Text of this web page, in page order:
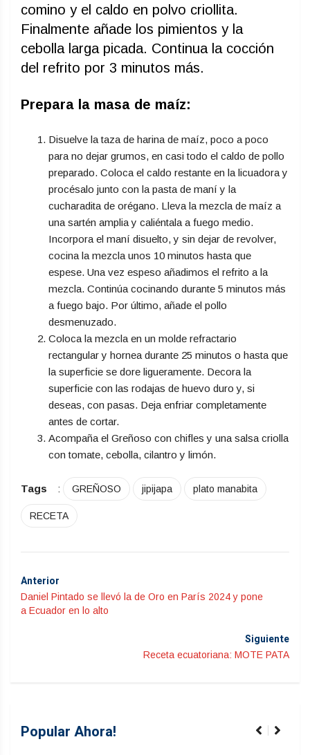
comino y el caldo en polvo criollita.
Finalmente añade los pimientos y la
cebolla larga picada. Continua la cocción
del refrito por 3 minutos más.
Prepara la masa de maíz:
Disuelve la taza de harina de maíz, poco a poco
para no dejar grumos, en casi todo el caldo de pollo
preparado. Coloca el caldo restante en la licuadora y
procésalo junto con la pasta de maní y la
cucharadita de orégano. Lleva la mezcla de maíz a
una sartén amplia y caliéntala a fuego medio.
Incorpora el maní disuelto, y sin dejar de revolver,
cocina la mezcla unos 10 minutos hasta que
espese. Una vez espeso añadimos el refrito a la
mezcla. Continúa cocinando durante 5 minutos más
a fuego bajo. Por último, añade el pollo
desmenuzado.
Coloca la mezcla en un molde refractario
rectangular y hornea durante 25 minutos o hasta que
la superficie se dore ligueramente. Decora la
superficie con las rodajas de huevo duro y, si
deseas, con pasas. Deja enfriar completamente
antes de cortar.
Acompaña el Greñoso con chifles y una salsa criolla
con tomate, cebolla, cilantro y limón.
Tags : GREÑOSO jipijapa plato manabita
RECETA
Anterior
Daniel Pintado se llevó la de Oro en París 2024 y pone
a Ecuador en lo alto
Siguiente
Receta ecuatoriana: MOTE PATA
Popular Ahora!